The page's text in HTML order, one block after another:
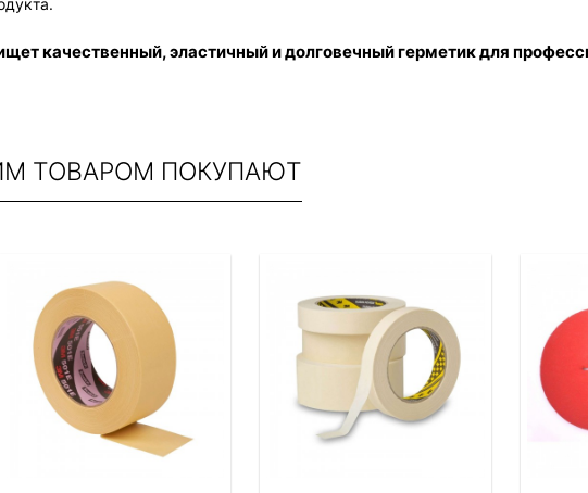
качественный, эластичный и долговечный герметик для
ТОВАРОМ ПОКУПАЮТ